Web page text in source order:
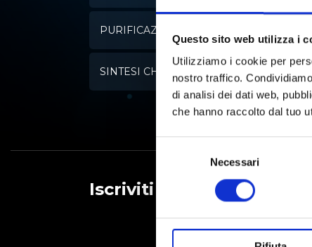
Questo sito web utilizza i
Utilizziamo i cookie per
nostro traffico.
di analisi dei dati web,
che hanno raccolto dal tuo
Necessari
PURIFICAZIONE DELL'ACQUA
SINTESI CHIMICA
Iscriviti alla Newsletter